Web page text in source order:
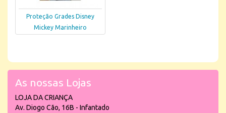
Proteção Grades Disney
Mickey Marinheiro
As nossas Lojas
LOJA DA CRIANÇA
Av. Diogo Cão, 16B - Infantado